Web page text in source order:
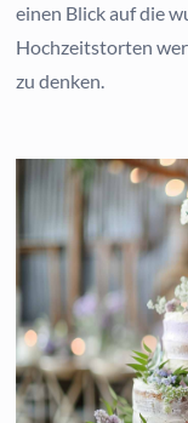
einen Blick auf die
Hochzeitstorten
zu denken.